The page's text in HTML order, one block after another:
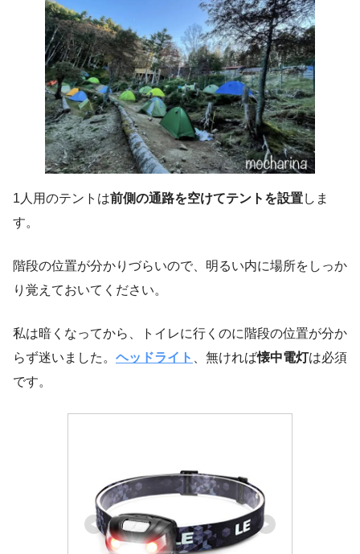
1人用のテントは前側の通路を空けてテントを設置しま
す。
階段の位置が分かりづらいので、明るい内に場所をしっか
り覚えておいてください。
私は暗くなってから、トイレに行くのに階段の位置が分か
らず迷いました。 ヘッドライト 、無ければ懐中電灯は必須
です。